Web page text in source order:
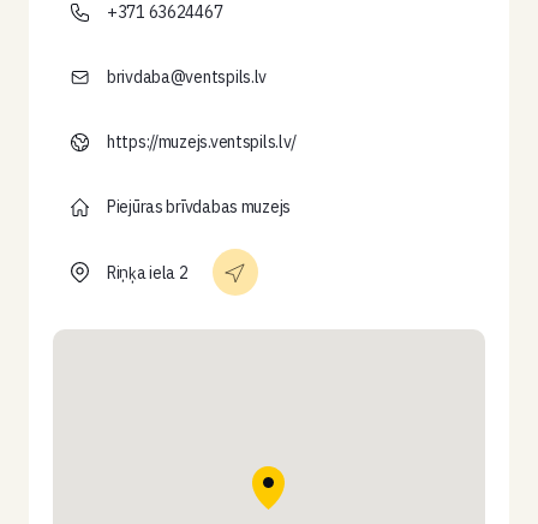
+371 63624467
brivdaba@ventspils.lv
https://muzejs.ventspils.lv/
Piejūras brīvdabas muzejs
Riņķa iela 2